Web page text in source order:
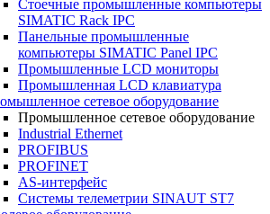
Стоечные промышленные компьютеры
SIMATIC Rack IPC
Панельные промышленные
компьютеры SIMATIC Panel IPC
Промышленные LCD мониторы
Промышленная LCD клавиатура
сетевое оборудование
Промышленное сетевое оборудование
Industrial Ethernet
PROFIBUS
PROFINET
AS-интерфейс
Системы телеметрии SINAUT ST7